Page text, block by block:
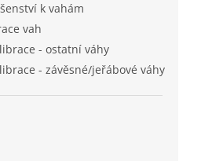
k vahám
vah
- ostatní váhy
- závěsné/jeřábové váhy